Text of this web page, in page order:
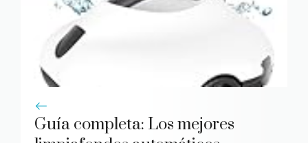
Guía completa: Los mejores